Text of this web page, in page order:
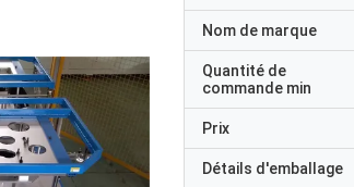
Nom de marque
Quantité de
commande min
Prix
Détails d'emballage